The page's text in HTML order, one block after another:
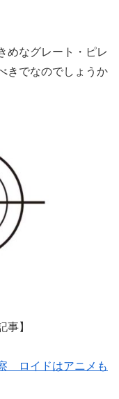
めなグレート・ピレ
きでなのでしょうか
】
ロイドはアニメも